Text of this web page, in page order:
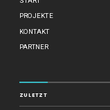
PROJEKTE
KONTAKT
PARTNER
ZULETZT